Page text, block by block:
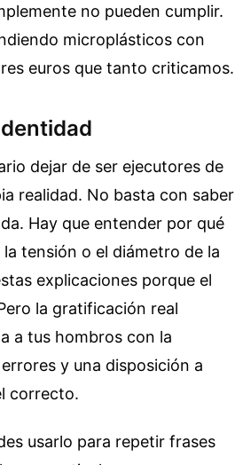
no pueden cumplir.
microplásticos con
euros que tanto criticamos.
dejar de ser ejecutores de
realidad. No basta con saber
Hay que entender por qué
tensión o el diámetro de la
explicaciones porque el
la gratificación real
a tus hombros con la
y una disposición a
correcto.
usarlo para repetir frases